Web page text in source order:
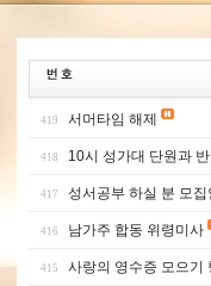
419 서머타임 해제
418 10시 성가대 단원과
417 성서공부 하실 분 모집
416 남가주 합동 위령미사
415 사랑의 영수증 모으기